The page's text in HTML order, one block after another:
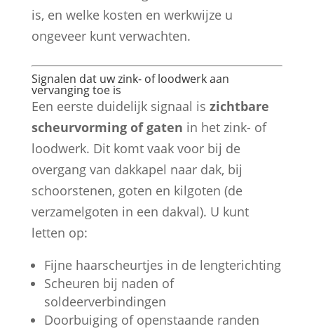
is, en welke kosten en werkwijze u
ongeveer kunt verwachten.
Signalen dat uw zink- of loodwerk aan
vervanging toe is
Een eerste duidelijk signaal is zichtbare
scheurvorming of gaten in het zink- of
loodwerk. Dit komt vaak voor bij de
overgang van dakkapel naar dak, bij
schoorstenen, goten en kilgoten (de
verzamelgoten in een dakval). U kunt
letten op:
Fijne haarscheurtjes in de lengterichting
Scheuren bij naden of
soldeerverbindingen
Doorbuiging of openstaande randen